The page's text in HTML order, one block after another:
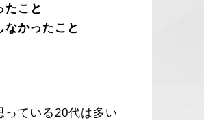
たこと
なかったこと
ている20代は多い